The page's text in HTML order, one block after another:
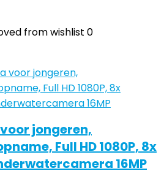
from wishlist 0
jongeren,
Full HD 1080P, 8x
16MP